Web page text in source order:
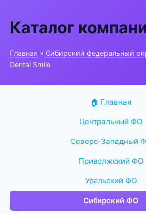
Каталог
Главная » Сибирский федеральный
Dental Smile
🏠 Главная
Центральный ФО
Северо-Западный
Приволжский ФО
Уральский ФО
Сибирский ФО